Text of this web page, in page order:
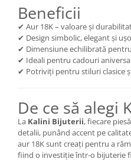
Beneficii
✔ Aur 18K – valoare și
✔ Design simbolic, elegant și
✔ Dimensiune echilibrată
✔ Ideali pentru cadouri
✔ Potriviți pentru stiluri clasice
De ce să alegi
La Kalini Bijuterii, fiecare
detalii, punând accent pe
aur 18K sunt creați pentru a
fiind o investiție într-o bijuterie